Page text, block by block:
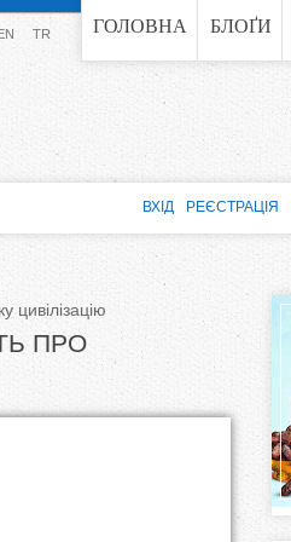
navigation ГОЛОВНА БЛОҐИ
TR
цивілізацію
ПРО
ВХІД РЕЄСТРАЦІЯ